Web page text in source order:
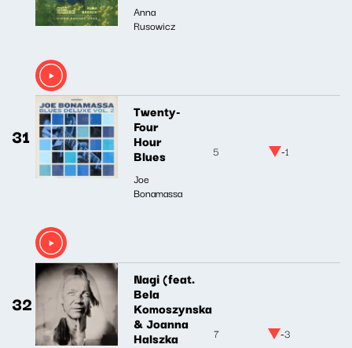
Anna
Rusowicz
31
Twenty-
Four
Hour
Blues
Joe
Bonamassa
5 -1
32
Nagi (feat.
Bela
Komoszynska
& Joanna
Halszka 7 -3